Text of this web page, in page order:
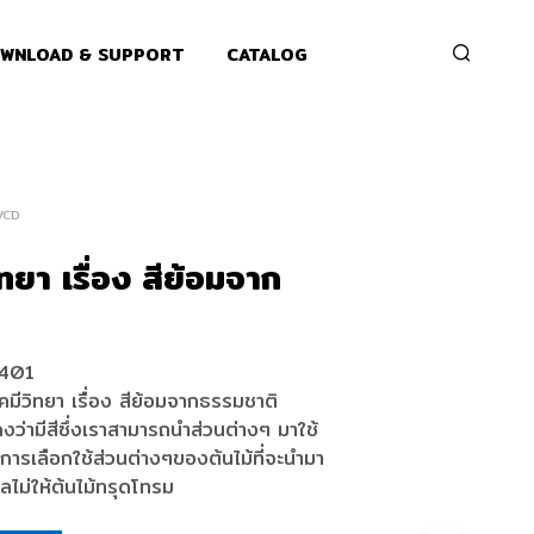
& SUPPORT CATALOG
ยา เรื่อง สีย้อมจาก
มีวิทยา เรื่อง สีย้อมจากธรรมชาติ
ว่ามีสีซึ่งเราสามารถนำส่วนต่างๆ มาใช้
รเลือกใช้ส่วนต่างๆของต้นไม้ที่จะนำมา
ไม่ให้ต้นไม้ทรุดโทรม